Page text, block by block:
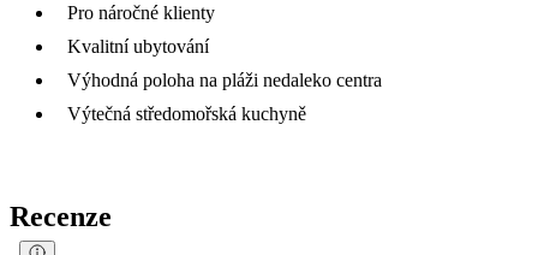
Pro náročné klienty
Kvalitní ubytování
Výhodná poloha na pláži nedaleko centra
Výtečná středomořská kuchyně
Recenze